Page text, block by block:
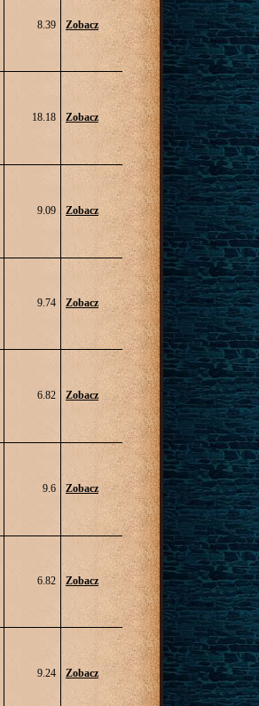
8.39 Zobacz
18.18 Zobacz
9.09 Zobacz
9.74 Zobacz
6.82 Zobacz
9.6 Zobacz
6.82 Zobacz
9.24 Zobacz